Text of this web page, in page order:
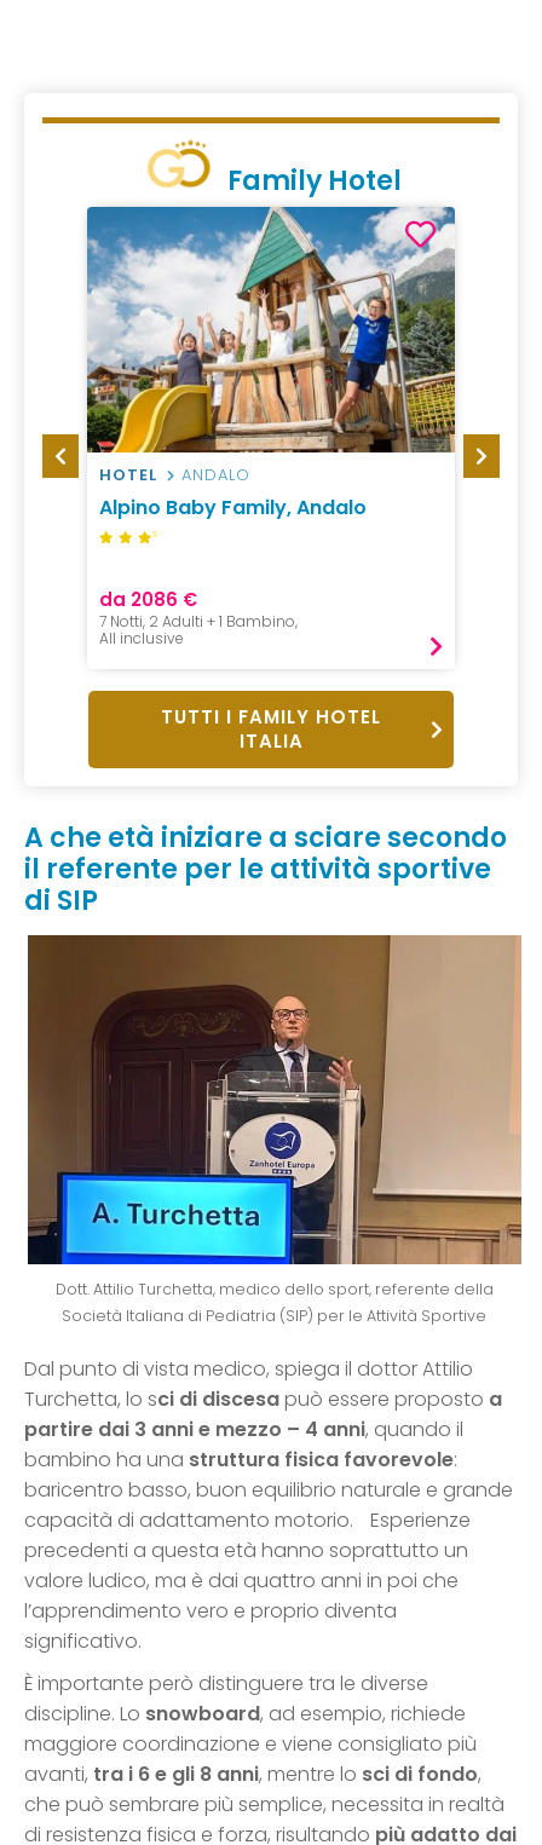
Family Hotel
HOTEL ANDALO
Alpino Baby Family, Andalo
S
da 2086 €
7 Notti, 2 Adulti + 1 Bambino,
All inclusive
TUTTI I FAMILY HOTEL
ITALIA
A che età iniziare a sciare secondo
il referente per le attività sportive
di SIP
Dott. Attilio Turchetta, medico dello sport, referente della
Società Italiana di Pediatria (SIP) per le Attività Sportive
Dal punto di vista medico, spiega il dottor Attilio
Turchetta, lo sci di discesapuò essere proposto a
partire dai 3 anni e mezzo – 4 anni, quando il
bambino ha una struttura fisica favorevole:
baricentro basso, buon equilibrio naturale e grande
capacità di adattamento motorio. Esperienze
precedenti a questa età hanno soprattutto un
valore ludico, ma è dai quattro anni in poi che
l’apprendimento vero e proprio diventa
significativo.
È importante però distinguere tra le diverse
discipline. Lo snowboard, ad esempio, richiede
maggiore coordinazione e viene consigliato più
avanti, tra i 6 e gli 8 anni, mentre lo sci di fondo,
che può sembrare più semplice, necessita in realtà
di resistenza fisica e forza, risultando più adatto dai